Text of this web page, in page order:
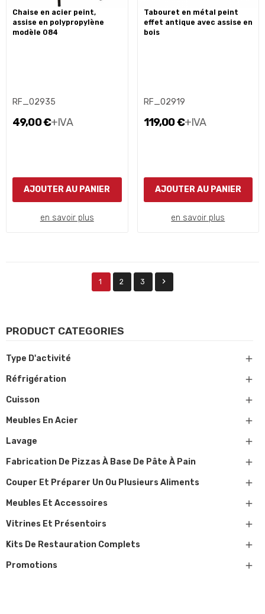
PRODUCT CATEGORIES
Type D'activité 
Réfrigération 
Cuisson 
Meubles En Acier 
Lavage 
Fabrication De Pizzas À Base De Pâte À Pain 
Couper Et Préparer Un Ou Plusieurs Aliments 
Meubles Et Accessoires 
Vitrines Et Présentoirs 
Kits De Restauration Complets 
Promotions 
chaise en acier peint,
assise en polypropylène
modèle 084
RF_02935
49,00 €+IVA
AJOUTER AU PANIER
en savoir plus
tabouret en métal peint
effet antique avec assise en
bois
RF_02919
119,00 €+IVA
AJOUTER AU PANIER
en savoir plus
1 2 3 